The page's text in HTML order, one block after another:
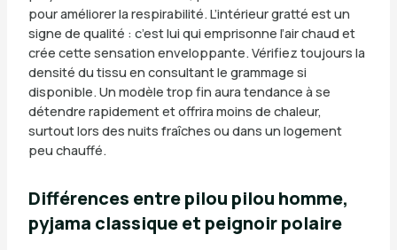
pour améliorer la respirabilité. L’intérieur gratté est un
signe de qualité : c’est lui qui emprisonne l’air chaud et
crée cette sensation enveloppante. Vérifiez toujours la
densité du tissu en consultant le grammage si
disponible. Un modèle trop fin aura tendance à se
détendre rapidement et offrira moins de chaleur,
surtout lors des nuits fraîches ou dans un logement
peu chauffé.
Différences entre pilou pilou homme,
pyjama classique et peignoir polaire